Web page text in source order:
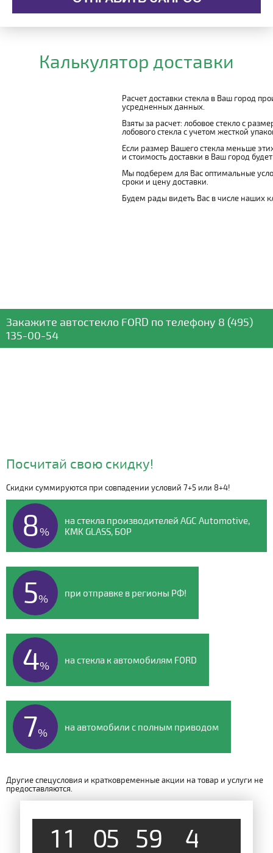
Калькулятор доставки
Расчет доставки стекла в Ваш город
усредненных данных.
Взяты за расчет: лобовое стекло с
лобового стекла с учетом жесткой
Если размер Вашего стекла меньше
и стоимость доставки в Ваш город
Мы подберем для Вас оптимальные
сроки и цену доставки.
Будем рады видеть Вас в числе наших
Закажите автостекло FORD по телефону 8 (495)
135-00-54
Видео о компании
Посчитай свою скидку!
Скидки суммируются при совпадении условий 7+5 или 8+4!
8%
на стекла производителей AGC Automotive,
KMK GLASS, БОР
5% при отправке в регионы РФ!
4% на стекла к автомобилям FORD
7% на автомобили с полным приводом
Другие спецусловия и кратковременные акции на товар и услуги не
предоставляются.
1 1 05 59 4